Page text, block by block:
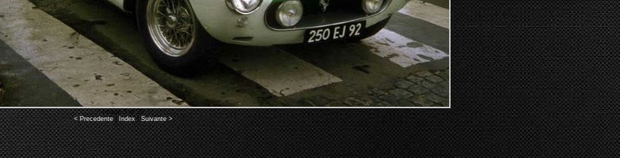
Image 3 of 20
< Precedente| Index| Suivante >